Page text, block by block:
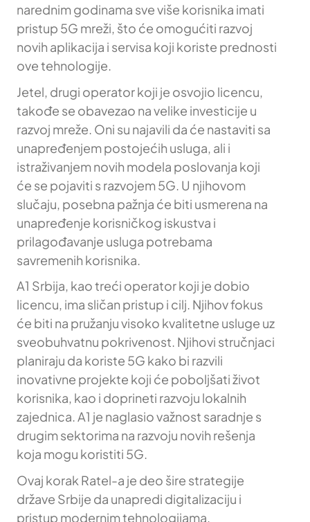
narednim godinama sve više korisnika imati
pristup 5G mreži, što će omogućiti razvoj
novih aplikacija i servisa koji koriste prednosti
ove tehnologije.
Jetel, drugi operator koji je osvojio licencu,
takođe se obavezao na velike investicije u
razvoj mreže. Oni su najavili da će nastaviti sa
unapređenjem postojećih usluga, ali i
istraživanjem novih modela poslovanja koji
će se pojaviti s razvojem 5G. U njihovom
slučaju, posebna pažnja će biti usmerena na
unapređenje korisničkog iskustva i
prilagođavanje usluga potrebama
savremenih korisnika.
A1 Srbija, kao treći operator koji je dobio
licencu, ima sličan pristup i cilj. Njihov fokus
će biti na pružanju visoko kvalitetne usluge uz
sveobuhvatnu pokrivenost. Njihovi stručnjaci
planiraju da koriste 5G kako bi razvili
inovativne projekte koji će poboljšati život
korisnika, kao i doprineti razvoju lokalnih
zajednica. A1 je naglasio važnost saradnje s
drugim sektorima na razvoju novih rešenja
koja mogu koristiti 5G.
Ovaj korak Ratel-a je deo šire strategije
države Srbije da unapredi digitalizaciju i
pristup modernim tehnologijama.